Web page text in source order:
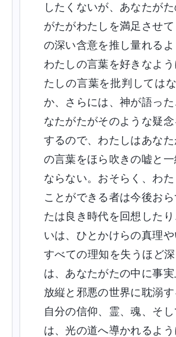
したくないが、あなたが
がたがわたしを満足させ
の深い含意を推し量れる
わたしの言葉を好きなよ
たしの言葉を批判しては
か、さらには、神が語っ
なたがたがそのような疑
するので、わたしはあな
の言葉をほら吹きの嘘と
ならない。おそらく、わ
ことができる者は今後お
たは良き時代を回想した
いは、ひとかけらの真理
すべての理知を失うほど
は、あなたがたの中に事
放縦と邪悪の世界に耽溺
自分の信仰、霊、魂、そ
は、光の道へ導かれるよ